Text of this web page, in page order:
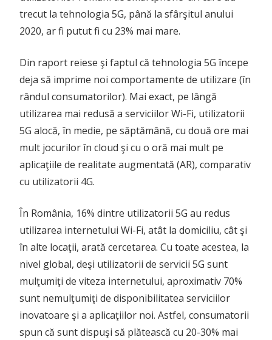
trecut la tehnologia 5G, până la sfârşitul anului
2020, ar fi putut fi cu 23% mai mare.
Din raport reiese şi faptul că tehnologia 5G începe
deja să imprime noi comportamente de utilizare (în
rândul consumatorilor). Mai exact, pe lângă
utilizarea mai redusă a serviciilor Wi-Fi, utilizatorii
5G alocă, în medie, pe săptămână, cu două ore mai
mult jocurilor în cloud şi cu o oră mai mult pe
aplicaţiile de realitate augmentată (AR), comparativ
cu utilizatorii 4G.
În România, 16% dintre utilizatorii 5G au redus
utilizarea internetului Wi-Fi, atât la domiciliu, cât şi
în alte locaţii, arată cercetarea. Cu toate acestea, la
nivel global, deşi utilizatorii de servicii 5G sunt
mulţumiţi de viteza internetului, aproximativ 70%
sunt nemulţumiţi de disponibilitatea serviciilor
inovatoare şi a aplicaţiilor noi. Astfel, consumatorii
spun că sunt dispuşi să plătească cu 20-30% mai